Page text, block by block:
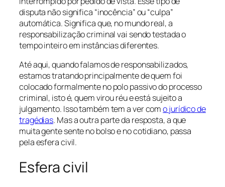
disputa não significa “inocência” ou “culpa”
automática. Significa que, no mundo real, a
responsabilização criminal vai sendo testada o
tempo inteiro em instâncias diferentes.
Até aqui, quando falamos de responsabilizados,
estamos tratando principalmente de quem foi
colocado formalmente no polo passivo do processo
criminal, isto é, quem virou réu e está sujeito a
julgamento. Isso também tem a ver como jurídico de
tragédias. Mas a outra parte da resposta, a que
muita gente sente no bolso e no cotidiano, passa
pela esfera civil.
Esfera civil